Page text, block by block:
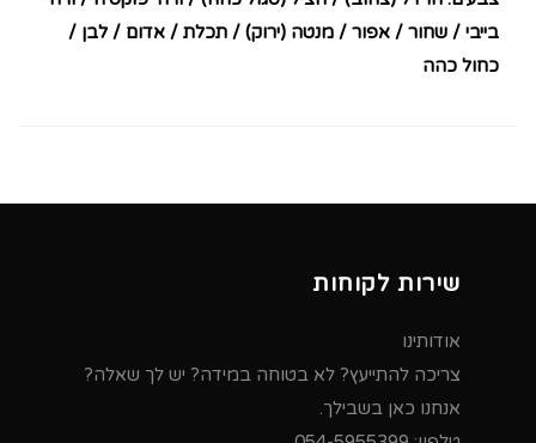
בייבי / שחור / אפור / מנטה (ירוק) / תכלת / אדום / לבן /
כחול כהה
שירות לקוחות
אודותינו
צריכה להתייעץ? לא בטוחה במידה? יש לך שאלה?
אנחנו כאן בשבילך.